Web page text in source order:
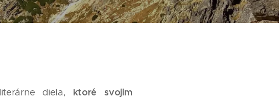
diela, ktoré svojim